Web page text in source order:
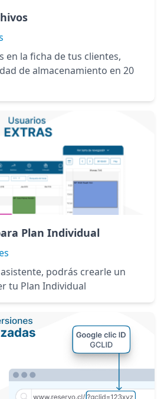
en la ficha de tus clientes,
de almacenamiento en 20
Plan Individual
podrás crearle un
tu Plan Individual